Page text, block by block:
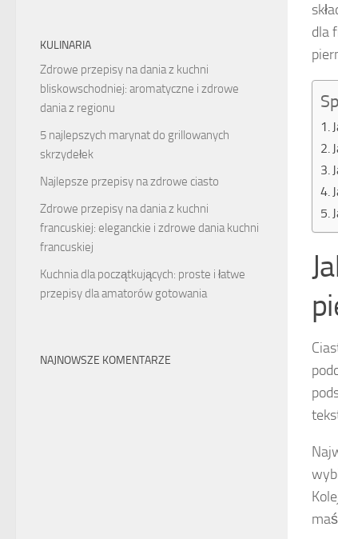
dla
KULINARIA
Zdrowe przepisy na dania z kuchni
bliskowschodniej: aromatyczne i zdrowe
dania z regionu
5 najlepszych marynat do grillowanych
skrzydełek
Najlepsze przepisy na zdrowe ciasto
Zdrowe przepisy na dania z kuchni
francuskiej: eleganckie i zdrowe dania kuchni
francuskiej
Kuchnia dla początkujących: proste i łatwe
przepisy dla amatorów gotowania
NAJNOWSZE KOMENTARZE